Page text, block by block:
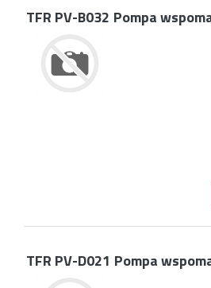
TFR PV-B032 Pompa
TFR PV-D021 Pompa